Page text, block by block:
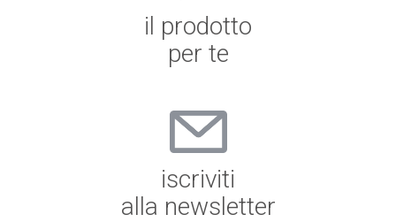
il prodotto
per te
iscriviti
alla newsletter